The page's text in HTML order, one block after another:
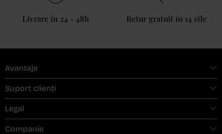
Livrare în 24 - 48h Retur gratuit în 14 zile
Avantaje
Suport clienți
Legal
Companie